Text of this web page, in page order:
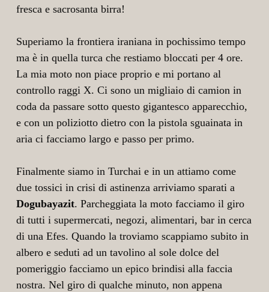
fresca e sacrosanta birra!
Superiamo la frontiera iraniana in pochissimo tempo
ma è in quella turca che restiamo bloccati per 4 ore.
La mia moto non piace proprio e mi portano al
controllo raggi X. Ci sono un migliaio di camion in
coda da passare sotto questo gigantesco apparecchio,
e con un poliziotto dietro con la pistola sguainata in
aria ci facciamo largo e passo per primo.
Finalmente siamo in Turchai e in un attiamo come
due tossici in crisi di astinenza arriviamo sparati a
Dogubayazit. Parcheggiata la moto facciamo il giro
di tutti i supermercati, negozi, alimentari, bar in cerca
di una Efes. Quando la troviamo scappiamo subito in
albero e seduti ad un tavolino al sole dolce del
pomeriggio facciamo un epico brindisi alla faccia
nostra. Nel giro di qualche minuto, non appena